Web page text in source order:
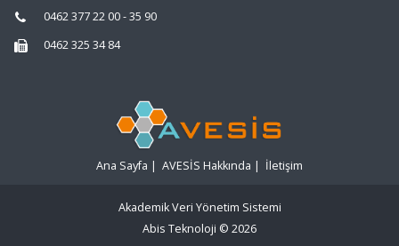
0462 377 22 00 - 35 90
0462 325 34 84
Ana Sayfa | AVESİS Hakkında | İletişim
Akademik Veri Yönetim Sistemi
Abis Teknoloji © 2026